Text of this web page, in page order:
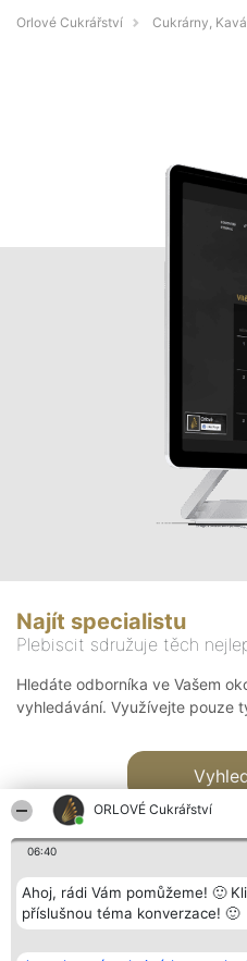
ORLOVÉ Cukrářství
06:40
Ahoj, rádi Vám pomůžeme! 🙂
příslušnou téma konverzace! 🙂
Orlové Cukrářství Cukrárny,
Najít specialistu
Plebiscit sdružuje těch
Hledáte odborníka ve Vašem
vyhledávání. Využívejte pouze
Bright Side Solutions sp. z o.